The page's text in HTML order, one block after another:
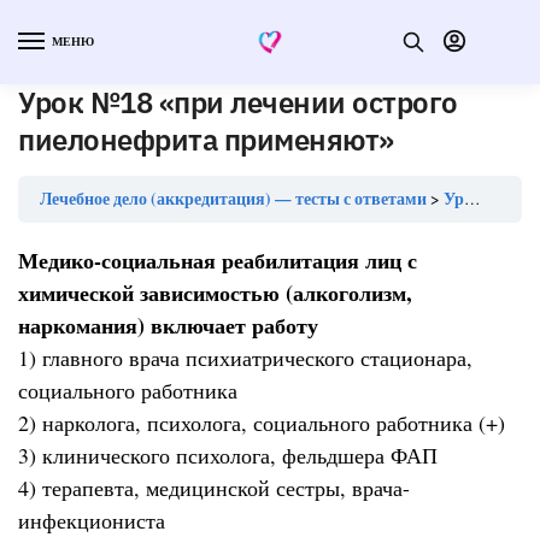
МЕНЮ
Урок №18 «при лечении острого
пиелонефрита применяют»
Лечебное дело (аккредитация) — тесты с ответами Урок №18 «при лечении острого пиелонефрита применяют»
Медико-социальная реабилитация лиц с
химической зависимостью (алкоголизм,
наркомания) включает работу
1) главного врача психиатрического стационара,
социального работника
2) нарколога, психолога, социального работника (+)
3) клинического психолога, фельдшера ФАП
4) терапевта, медицинской сестры, врача-
инфекциониста